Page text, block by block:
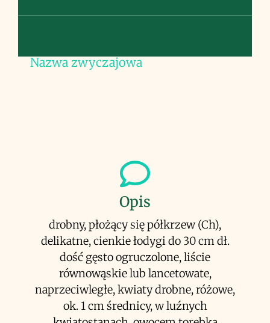
Nazwa zwyczajowa
Opis
drobny, płożący się półkrzew (Ch),
delikatne, cienkie łodygi do 30 cm dł.
dość gęsto ogruczolone, liście
równowąskie lub lancetowate,
naprzeciwległe, kwiaty drobne, różowe,
ok. 1 cm średnicy, w luźnych